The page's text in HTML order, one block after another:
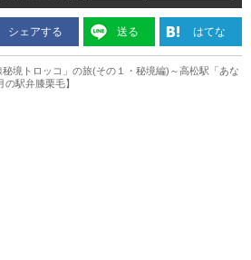
シェアする 送る はてな
秘境トロッコ」の旅(その１・秘境編)～高松駅「あな
駅弁膝栗毛】